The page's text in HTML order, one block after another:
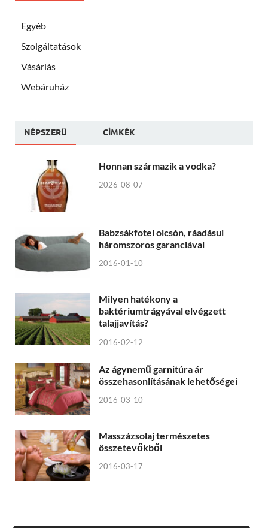
Egyéb
Szolgáltatások
Vásárlás
Webáruház
NÉPSZERÜ CÍMKÉK
Honnan származik a vodka?
2026-08-07
Babzsákfotel olcsón, ráadásul
háromszoros garanciával
2016-01-10
Milyen hatékony a
baktériumtrágyával elvégzett
talajjavítás?
2016-02-12
Az ágynemű garnitúra ár
összehasonlításának lehetőségei
2016-03-10
Masszázsolaj természetes
összetevőkből
2016-03-17